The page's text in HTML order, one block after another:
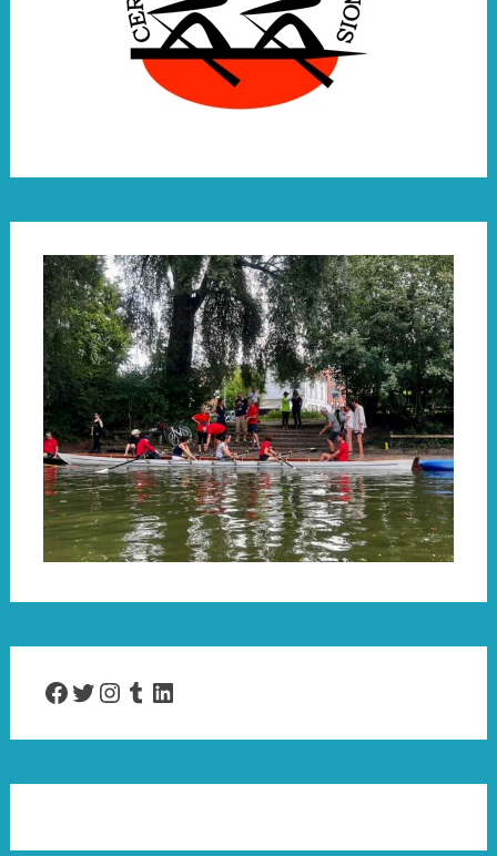
Facebook
Twitter
Instagram
Tumblr
LinkedIn